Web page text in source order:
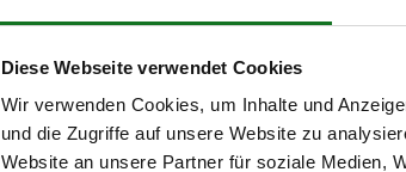
Diese Webseite verwendet Cookies
Wir verwenden Cookies, um Inhalte und
und die Zugriffe auf unsere Website zu
Website an unsere Partner für soziale Medien,